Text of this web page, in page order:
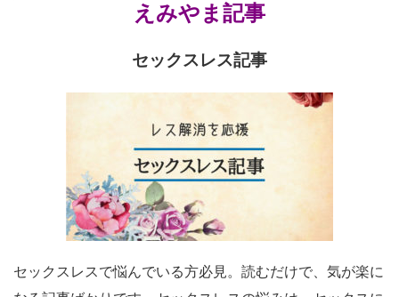
えみやま記事
セックスレス記事
セックスレスで悩んでいる方必見。読むだけで、気が楽に